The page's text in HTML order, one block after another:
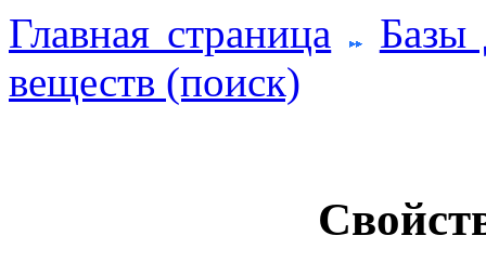
Главная страница
Базы
веществ (поиск)